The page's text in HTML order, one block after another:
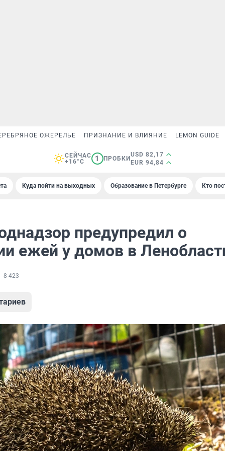
ОЖЕРЕЛЬЕ ПРИЗНАНИЕ И ВЛИЯНИЕ LEMON GUIDE
СЕЙЧАС
+16°C
1 ПРОБКИ
USD 82,17
EUR 94,84
Куда пойти на выходных Образование в Петербурге Кто
предупредил о
ежей у домов в
8 423